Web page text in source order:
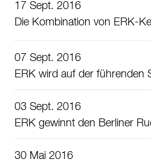
17 Sept. 2016
Die Kombination von ERK-
07 Sept. 2016
ERK wird auf der führenden
03 Sept. 2016
ERK gewinnt den Berliner
30 Mai 2016